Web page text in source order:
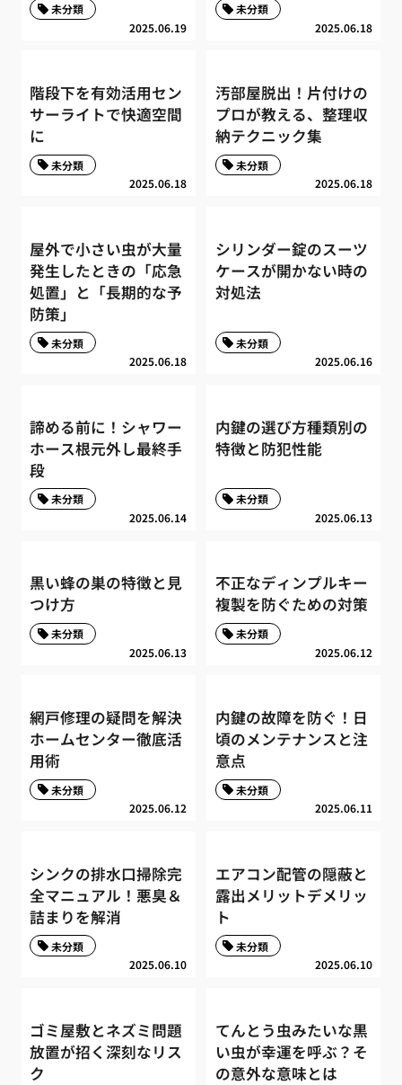
2025.06.19
未分類
2025.06.18
未分類
階段下を有効活用セン
サーライトで快適空間
に
2025.06.18
未分類
汚部屋脱出！片付けの
プロが教える、整理収
納テクニック集
2025.06.18
未分類
屋外で小さい虫が大量
発生したときの「応急
処置」と「長期的な予
防策」
2025.06.18
未分類
シリンダー錠のスーツ
ケースが開かない時の
対処法
2025.06.16
未分類
諦める前に！シャワー
ホース根元外し最終手
段
2025.06.14
未分類
内鍵の選び方種類別の
特徴と防犯性能
2025.06.13
未分類
黒い蜂の巣の特徴と見
つけ方
2025.06.13
未分類
不正なディンプルキー
複製を防ぐための対策
2025.06.12
未分類
網戸修理の疑問を解決
ホームセンター徹底活
用術
2025.06.12
未分類
内鍵の故障を防ぐ！日
頃のメンテナンスと注
意点
2025.06.11
未分類
シンクの排水口掃除完
全マニュアル！悪臭＆
詰まりを解消
2025.06.10
未分類
エアコン配管の隠蔽と
露出メリットデメリッ
ト
2025.06.10
未分類
ゴミ屋敷とネズミ問題
放置が招く深刻なリス
ク
てんとう虫みたいな黒
い虫が幸運を呼ぶ？そ
の意外な意味とは